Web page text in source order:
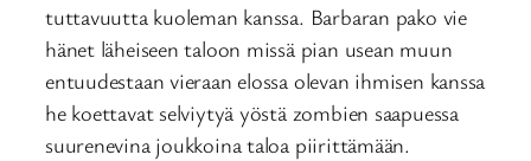
tuttavuutta kuoleman kanssa. Barbaran pako vie
hänet läheiseen taloon missä pian usean muun
entuudestaan vieraan elossa olevan ihmisen kanssa
he koettavat selviytyä yöstä zombien saapuessa
suurenevina joukkoina taloa piirittämään.